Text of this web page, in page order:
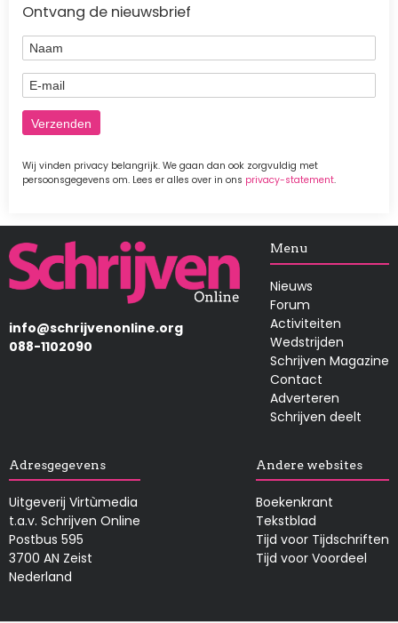
Ontvang de nieuwsbrief
Naam
E-mail
Wij vinden privacy belangrijk. We gaan dan ook zorgvuldig met
persoonsgegevens om. Lees er alles over in ons privacy-statement.
Afbeelding
info@schrijvenonline.org
088-1102090
Menu
Nieuws
Forum
Activiteiten
Wedstrijden
Schrijven Magazine
Contact
Adverteren
Schrijven deelt
Adresgegevens
Uitgeverij Virtùmedia
t.a.v. Schrijven Online
Postbus 595
3700 AN Zeist
Nederland
Andere websites
Boekenkrant
Tekstblad
Tijd voor Tijdschriften
Tijd voor Voordeel